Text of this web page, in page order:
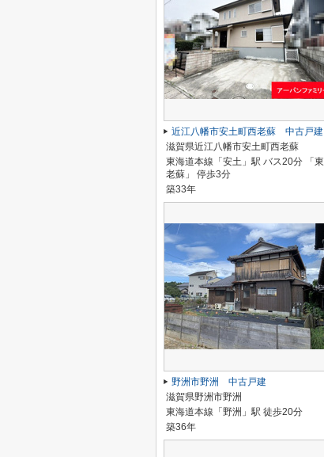
近江八幡市安土町西老蘇 中古戸建
滋賀県近江八幡市安土町西老蘇
東海道本線「安土」駅 バス20分 「東
老蘇」 停歩3分
築33年
野洲市野洲 中古戸建
滋賀県野洲市野洲
東海道本線「野洲」駅 徒歩20分
築36年